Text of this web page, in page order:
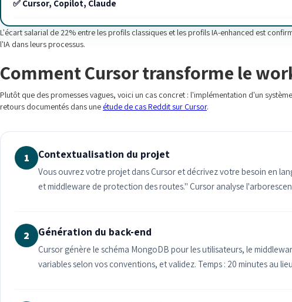
✅ Cursor, Copilot, Claude
L'écart salarial de 22% entre les profils classiques et les profils IA-enhanced est
l'IA dans leurs processus.
Comment Cursor transforme le
Plutôt que des promesses vagues, voici un cas concret : l'implémentation d'un
retours documentés dans une étude de cas Reddit sur Cursor.
1 Contextualisation du projet
Vous ouvrez votre projet dans Cursor et décrivez votre besoin en
et middleware de protection des routes." Cursor analyse
2 Génération du back-end
Cursor génère le schéma MongoDB pour les utilisateurs, le
variables selon vos conventions, et validez. Temps : 20 minutes au